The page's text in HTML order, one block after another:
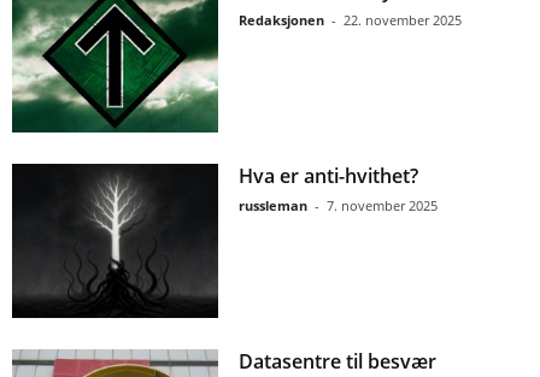
Redaksjonen - 22. november 2025
Hva er anti-hvithet?
russleman - 7. november 2025
Datasentre til besvær